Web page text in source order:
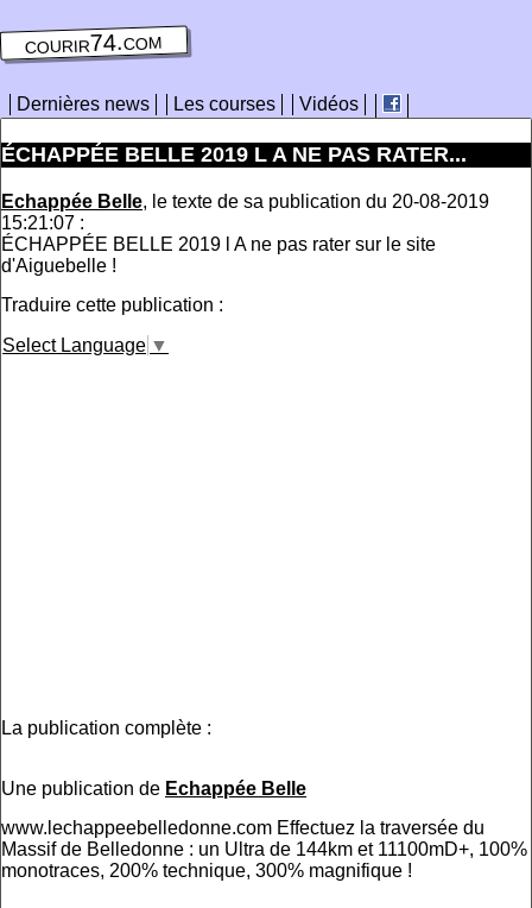
courir74.com
Dernières news Les courses Vidéos
ÉCHAPPÉE BELLE 2019 L A NE PAS RATER...
Echappée Belle, le texte de sa publication du 20-08-2019
15:21:07 :
ÉCHAPPÉE BELLE 2019 l A ne pas rater sur le site
d'Aiguebelle !
Traduire cette publication :
Select Language ▼
La publication complète :
Une publication de Echappée Belle
www.lechappeebelledonne.com Effectuez la traversée du
Massif de Belledonne : un Ultra de 144km et 11100mD+, 100%
monotraces, 200% technique, 300% magnifique !